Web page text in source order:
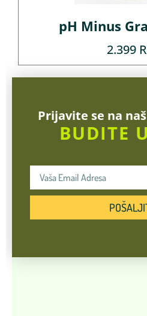
pH Minus
2.399
Prijavite se na
BUDITE